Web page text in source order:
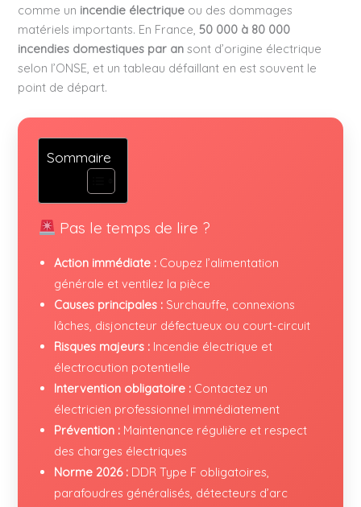
comme un incendie électrique ou des dommages
matériels importants. En France, 50 000 à 80 000
incendies domestiques par an sont d’origine électrique
selon l’ONSE, et un tableau défaillant en est souvent le
point de départ.
Sommaire
Pas le temps de lire ?
Action immédiate : Coupez l’alimentation
générale et ventilez la pièce
Causes principales : Surchauffe, connexions
lâches, disjoncteur défectueux ou court-circuit
Risques majeurs : Incendie électrique et
électrocution potentielle
Intervention obligatoire : Contactez un
électricien professionnel immédiatement
Prévention : Maintenance régulière et respect
des charges électriques
Norme 2026 : DDR Type F obligatoires,
parafoudres généralisés, détecteurs d’arc